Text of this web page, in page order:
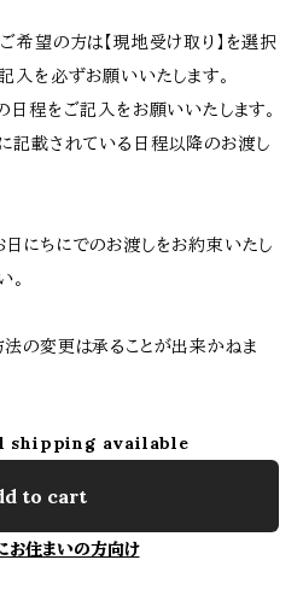
希望の方は【現地受け取り】を選択
入を必ずお願いいたします。
程をご記入をお願いいたします。
記載されている日程以降のお渡し
にちにでのお渡しをお約束いたし
。
の変更は承ることが出来かねま
shipping available
to cart
お住まいの方向け